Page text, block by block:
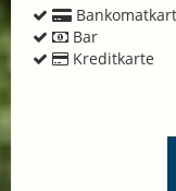
Bar
Kreditkarte